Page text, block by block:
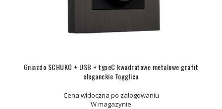
Gniazdo SCHUKO + USB + typeC kwadratowe metalowe grafit
eleganckie Togglica
Cena widoczna po zalogowaniu
W magazynie